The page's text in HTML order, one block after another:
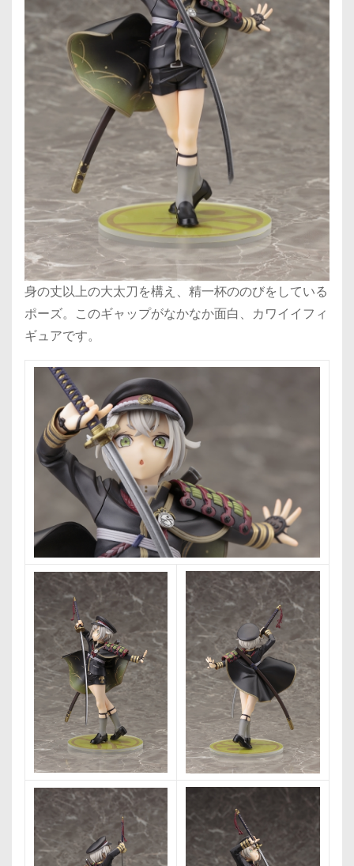
身の丈以上の大太刀を構え、精一杯ののびをしている
ポーズ。このギャップがなかなか面白、カワイイフィ
ギュアです。